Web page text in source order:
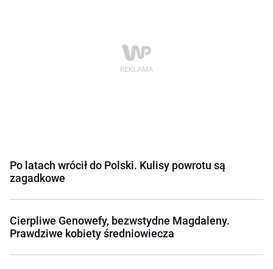
Po latach wrócił do Polski. Kulisy powrotu są
zagadkowe
Cierpliwe Genowefy, bezwstydne Magdaleny.
Prawdziwe kobiety średniowiecza